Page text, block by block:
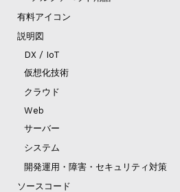
有料アイコン
説明図
DX / IoT
仮想化技術
クラウド
Web
サーバー
システム
開発運用・障害・セキュリティ対策
ソースコード